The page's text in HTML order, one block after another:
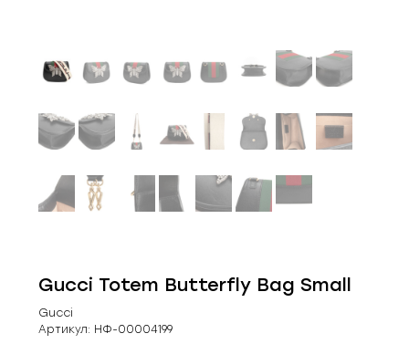
Gucci Totem Butterfly Bag Small
Gucci
Артикул: НФ-00004199